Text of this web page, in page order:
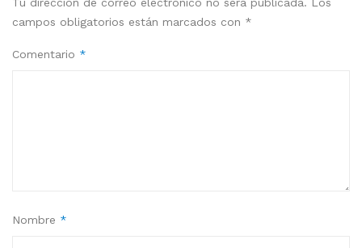
campos obligatorios están marcados con *
Comentario *
Nombre *